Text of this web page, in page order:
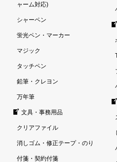
ャーム対応)
シャーペン
蛍光ペン・マーカー
マジック
タッチペン
鉛筆・クレヨン
万年筆
文具・事務用品
クリアファイル
消しゴム・修正テープ・のり
付箋・契約付箋